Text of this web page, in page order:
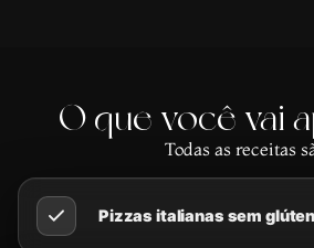
O que você vai
Todas as receitas
Pizzas italianas sem glúten